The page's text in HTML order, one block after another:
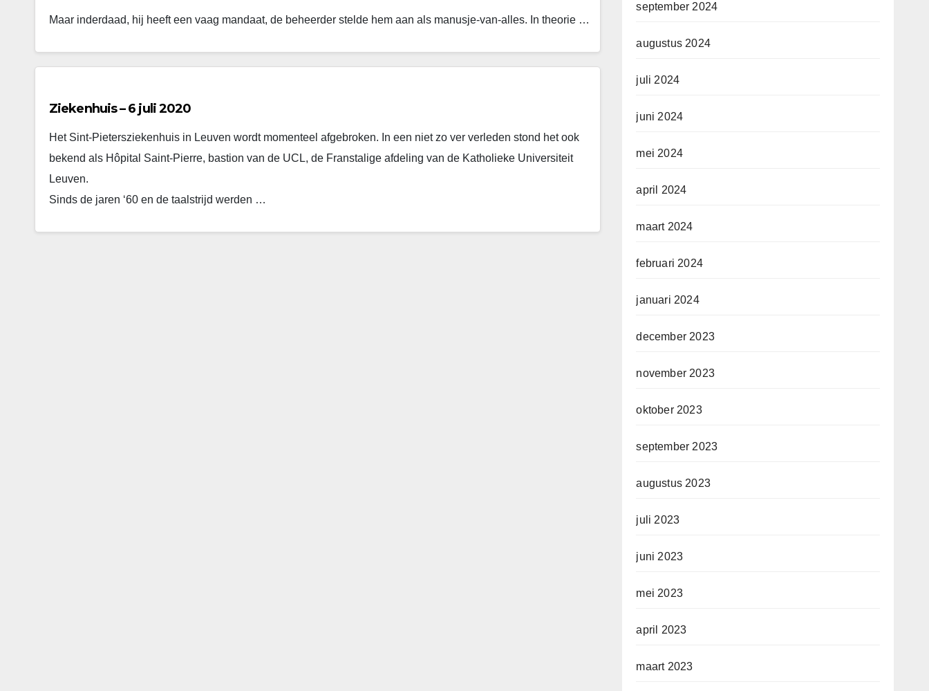
Maar inderdaad, hij heeft een vaag mandaat, de beheerder stelde hem aan als manusje-van-alles. In theorie …
Ziekenhuis – 6 juli 2020
Het Sint-Pietersziekenhuis in Leuven wordt momenteel afgebroken. In een niet zo ver verleden stond het ook
bekend als Hôpital Saint-Pierre, bastion van de UCL, de Franstalige afdeling van de Katholieke Universiteit
Leuven.
Sinds de jaren ‘60 en de taalstrijd werden …
september 2024
augustus 2024
juli 2024
juni 2024
mei 2024
april 2024
maart 2024
februari 2024
januari 2024
december 2023
november 2023
oktober 2023
september 2023
augustus 2023
juli 2023
juni 2023
mei 2023
april 2023
maart 2023